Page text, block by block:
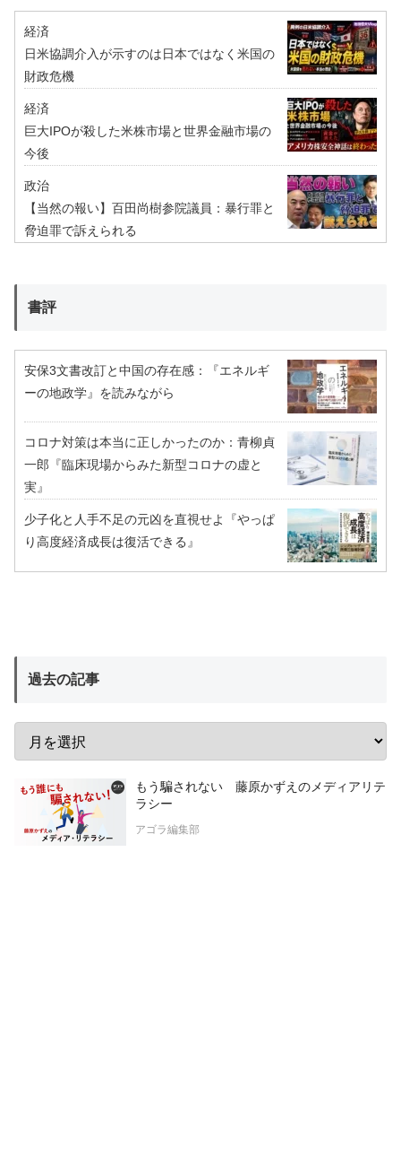
経済
日米協調介入が示すのは日本ではなく米国の
財政危機
経済
巨大IPOが殺した米株市場と世界金融市場の
今後
政治
【当然の報い】百田尚樹参院議員：暴行罪と
脅迫罪で訴えられる
書評
安保3文書改訂と中国の存在感：『エネルギ
ーの地政学』を読みながら
コロナ対策は本当に正しかったのか：青柳貞
一郎『臨床現場からみた新型コロナの虚と
実』
少子化と人手不足の元凶を直視せよ『やっぱ
り高度経済成長は復活できる』
過去の記事
もう騙されない 藤原かずえのメディアリテ
ラシー
アゴラ編集部